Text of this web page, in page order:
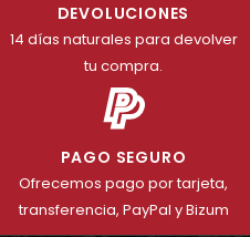
DEVOLUCIONES
14 días naturales para devolver
tu compra.
PAGO SEGURO
Ofrecemos pago por tarjeta,
transferencia, PayPal y Bizum